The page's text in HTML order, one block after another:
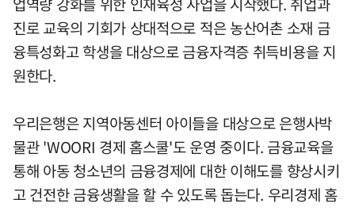
진로 교육의 기회가 상대적으로 적은 농산어촌 소재 금
융특성화고 학생을 대상으로 금융자격증 취득비용을 지
원한다.
우리은행은 지역아동센터 아이들을 대상으로 은행사박
물관 'WOORI 경제 홈스쿨'도 운영 중이다. 금융교육을
통해 아동 청소년의 금융경제에 대한 이해도를 향상시키
고 건전한 금융생활을 할 수 있도록 돕는다. 우리경제 홈